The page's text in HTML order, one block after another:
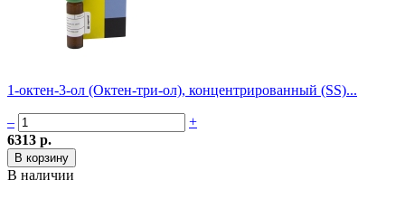
1-октен-3-ол (Октен-три-ол), концентрированный (SS)...
–
+
6313 р.
В наличии